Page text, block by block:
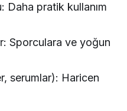
Daha pratik kullanım
Sporculara ve yoğun
serumlar): Haricen